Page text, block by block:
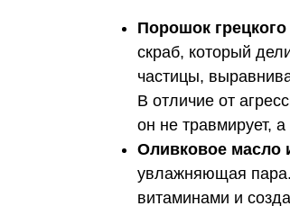
Порошок грецкого
скраб, который
частицы,
В отличие от
он не травмирует,
Оливковое масло
увлажняющая
витаминами и